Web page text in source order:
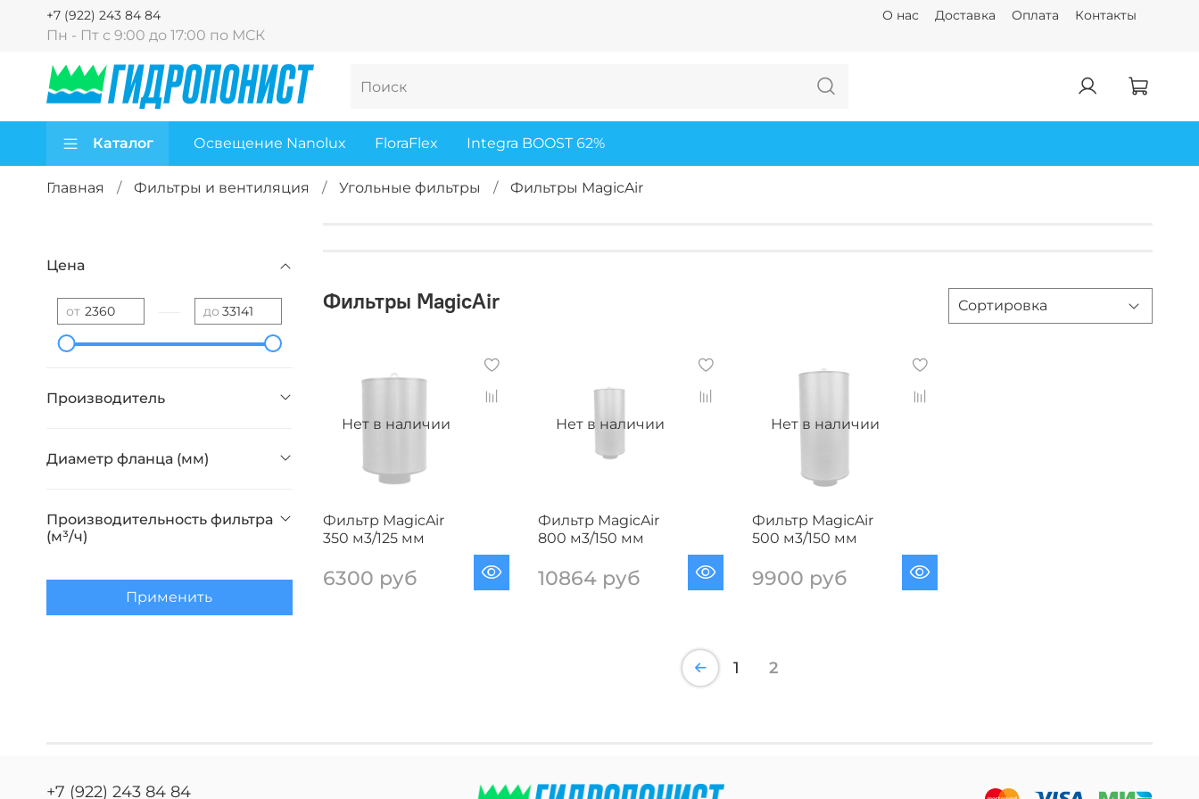
О нас Доставка Оплата Контакты
Пн - Пт с 9:00 до 17:00 по МСК
+7 (922) 243 84 84
Каталог Освещение Nanolux FloraFlex Integra BOOST 62%
Главная Фильтры и вентиляция Угольные фильтры Фильтры MagicAir
Фильтры MagicAir
Нет в наличии
Фильтр MagicAir
350 м3/125 мм
6300 руб
Нет в наличии
Фильтр MagicAir
800 м3/150 мм
10864 руб
Нет в наличии
Фильтр MagicAir
500 м3/150 мм
9900 руб
1 2
Цена
от до
Производитель
Диаметр фланца (мм)
Производительность фильтра
(м³/ч)
Применить
+7 (922) 243 84 84